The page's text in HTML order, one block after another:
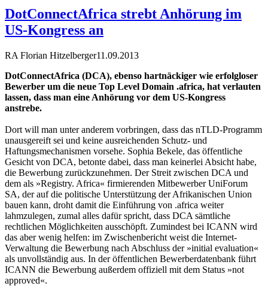
DotConnectAfrica strebt Anhörung im
US-Kongress an
RA Florian Hitzelberger11.09.2013
DotConnectAfrica (DCA), ebenso hartnäckiger wie erfolgloser
Bewerber um die neue Top Level Domain .africa, hat verlauten
lassen, dass man eine Anhörung vor dem US-Kongress
anstrebe.
Dort will man unter anderem vorbringen, dass das nTLD-Programm
unausgereift sei und keine ausreichenden Schutz- und
Haftungsmechanismen vorsehe. Sophia Bekele, das öffentliche
Gesicht von DCA, betonte dabei, dass man keinerlei Absicht habe,
die Bewerbung zurückzunehmen. Der Streit zwischen DCA und
dem als »Registry. Africa« firmierenden Mitbewerber UniForum
SA, der auf die politische Unterstützung der Afrikanischen Union
bauen kann, droht damit die Einführung von .africa weiter
lahmzulegen, zumal alles dafür spricht, dass DCA sämtliche
rechtlichen Möglichkeiten ausschöpft. Zumindest bei ICANN wird
das aber wenig helfen: im Zwischenbericht weist die Internet-
Verwaltung die Bewerbung nach Abschluss der »initial evaluation«
als unvollständig aus. In der öffentlichen Bewerberdatenbank führt
ICANN die Bewerbung außerdem offiziell mit dem Status »not
approved«.